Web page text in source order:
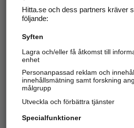
Hitta.se - Gratis nummerupplysning.
Sök företag, personer och platser.
Hitta telefonnummer, adresser,
Hitta.se och dess partners kräver
följande:
Syften
Lagra och/eller få åtkomst till
enhet
Personanpassad reklam och
innehållsmätning samt forskning
målgrupp
Utveckla och förbättra tjänster
Specialfunktioner